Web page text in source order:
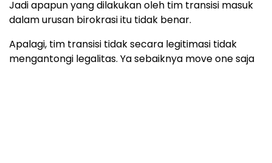
Jadi apapun yang dilakukan oleh tim transisi masuk
dalam urusan birokrasi itu tidak benar.
Apalagi, tim transisi tidak secara legitimasi tidak
mengantongi legalitas. Ya sebaiknya move one saja